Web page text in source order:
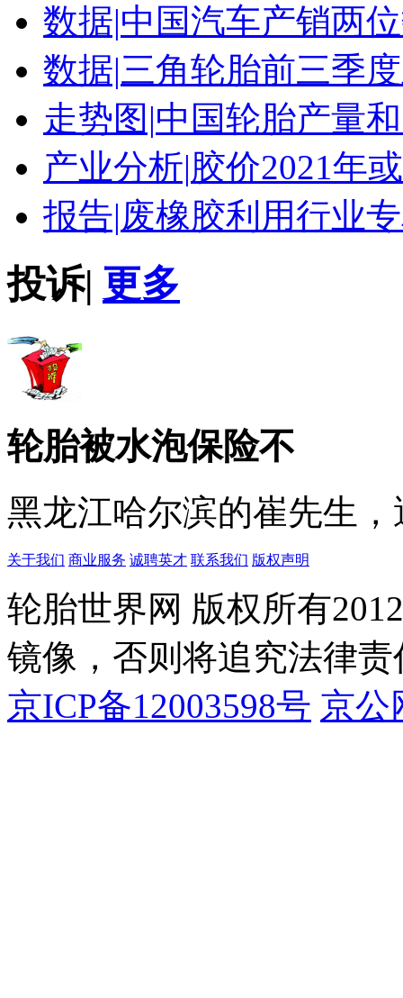
数据|中国汽车产销两
数据|三角轮胎前三季
走势图|中国轮胎产量
产业分析|胶价2021年
报告|废橡胶利用行业
投诉| 更多
轮胎被水泡保险不
黑龙江哈尔滨的崔先生
关于我们 商业服务 诚聘英才 联系我们 版权声明
轮胎世界网 版权所有
镜像，否则将追究法律责
京ICP备12003598号 京公